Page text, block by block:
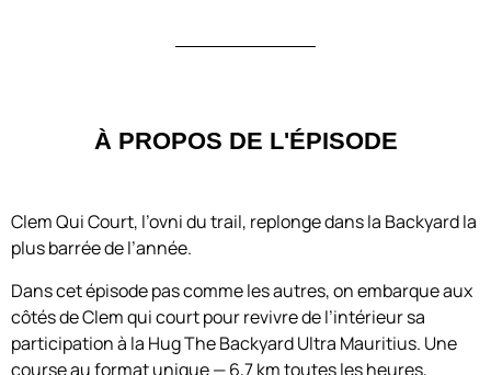
À PROPOS DE L'ÉPISODE
Clem Qui Court, l’ovni du trail, replonge dans la Backyard la
plus barrée de l’année.
Dans cet épisode pas comme les autres, on embarque aux
côtés de Clem qui court pour revivre de l’intérieur sa
participation à la Hug The Backyard Ultra Mauritius. Une
course au format unique — 6,7 km toutes les heures,